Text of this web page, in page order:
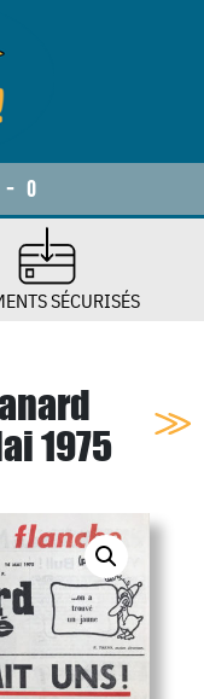
- 0
SÉCURISÉS
1975